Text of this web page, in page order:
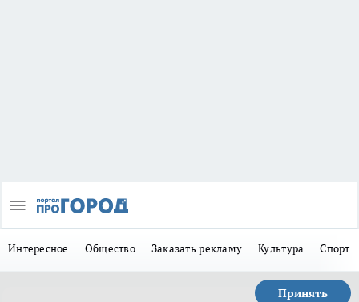
Интересное Общество Заказать рекламу Культура Спорт
Принять